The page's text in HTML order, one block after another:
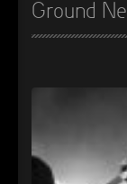
Ground